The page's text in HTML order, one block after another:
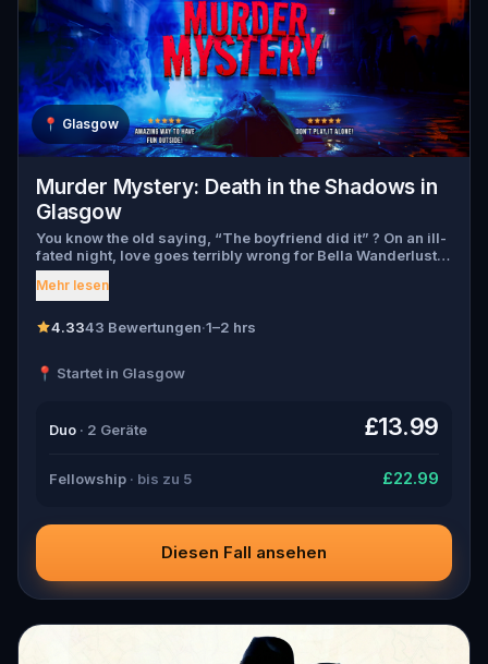
📍 Glasgow
Murder Mystery: Death in the Shadows in
Glasgow
You know the old saying, “The boyfriend did it” ? On an ill-
fated night, love goes terribly wrong for Bella Wanderlust
and Walter Bridges . Bella, a famous travel blogger, was
found dead during a ghost tour led by the theatrical Percy
Walter, the obsessed boyfriend? Percy, the ghost tour
suspects, and expose the real murderer before they strike
Mehr lesen
4.3343 Bewertungen·1–2 hrs
📍 Startet in Glasgow
Duo · 2 Geräte £13.99
Fellowship · bis zu 5 £22.99
Diesen Fall ansehen